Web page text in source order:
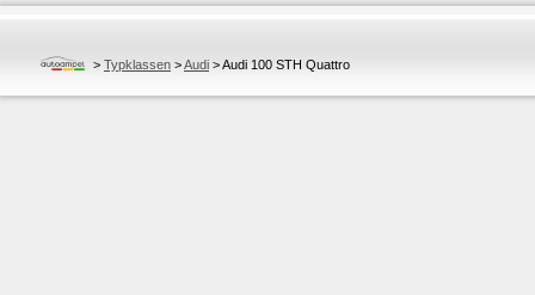
> Typklassen >Audi >Audi 100 STH Quattro